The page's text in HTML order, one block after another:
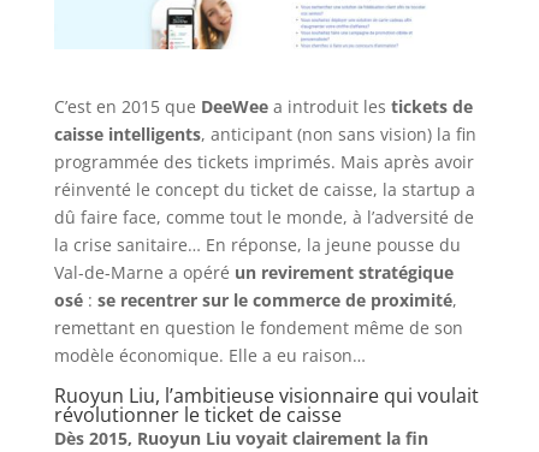
C’est en 2015 que DeeWeea introduit les tickets de
caisse intelligents, anticipant (non sans vision) la fin
programmée des tickets imprimés. Mais après avoir
réinventé le concept du ticket de caisse, la startup a
dû faire face, comme tout le monde, à l’adversité de
la crise sanitaire… En réponse, la jeune pousse du
Val-de-Marne a opéré un revirement stratégique
osé: se recentrer sur le commerce de proximité,
remettant en question le fondement même de son
modèle économique. Elle a eu raison…
Ruoyun Liu, l’ambitieuse visionnaire qui voulait
révolutionner le ticket de caisse
Dès 2015, Ruoyun Liu voyait clairement la fin